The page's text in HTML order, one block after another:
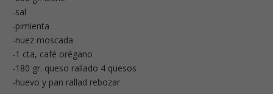
-sal
-pimienta
-nuez moscada
-1 cta, café orégano
-180 gr. queso rallado 4 quesos
-huevo y pan rallad rebozar